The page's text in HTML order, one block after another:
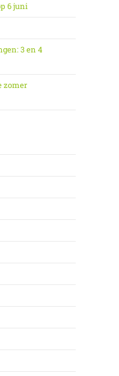
6 juni
3 en 4
zomer